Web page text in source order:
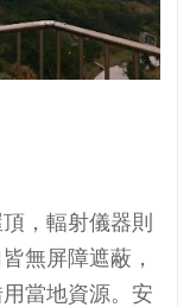
，輻射儀器則
無屏障遮蔽，
當地資源。安